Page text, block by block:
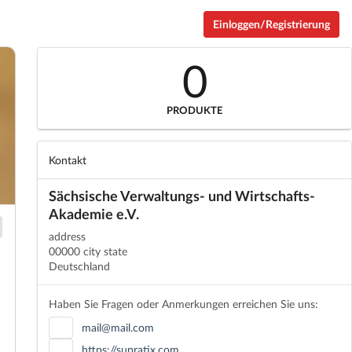
Einloggen/Registrierung
0
PRODUKTE
Kontakt
Sächsische Verwaltungs- und Wirtschafts-
Akademie e.V.
address
00000 city state
Deutschland
Haben Sie Fragen oder Anmerkungen erreichen Sie uns:
mail@mail.com
https://supratix.com